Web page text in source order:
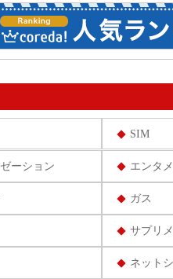
SIM
ーション エンタメ
ガス
サプリ
ネット